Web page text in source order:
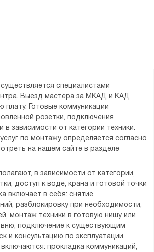
специалистами
Выезд мастера за МКАД и КАД
плату. Готовые коммуникации
розетки, подключения
зависимости от категории техники.
по монтажу определяется согласно
на нашем сайте в разделе
в зависимости от категории,
доступ к воде, крана и готовой точки
включает в себя: снятие
разблокировку при необходимости,
монтаж техники в готовую нишу или
подключение к существующим
и консультацию по эксплуатации.
прокладка коммуникаций,